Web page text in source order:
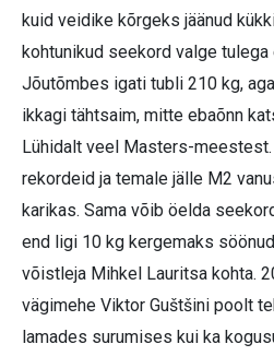
kuid veidike kõrgeks jäänud
kohtunikud seekord valge
Jõutõmbes igati tubli 210 kg,
ikkagi tähtsaim, mitte ebaõnn
Lühidalt veel Masters-
rekordeid ja temale jälle M2
karikas. Sama võib öelda
end ligi 10 kg kergemaks
võistleja Mihkel Lauritsa kohta.
vägimehe Viktor Guštšini poolt
lamades surumises kui ka